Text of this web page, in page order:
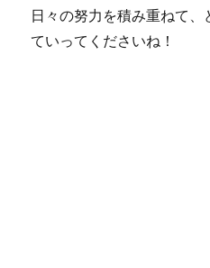
日々の努力を積み重ねて
ていってくださいね！